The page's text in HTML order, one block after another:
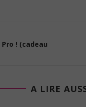
! (cadeau
A LIRE